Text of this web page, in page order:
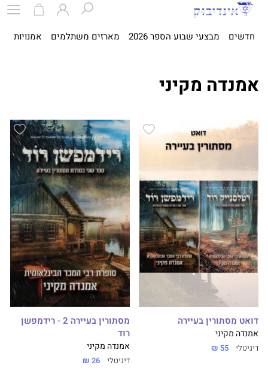
חדשים מבצעי שבוע הספר 2026 מארזים משתלמים אמנויות
אמנדה מקיני
דואט מסתורין בעיירה
אמנדה מקיני
דיגיטלי 55 ₪
מסתורין בעיירה 2 - רידמפשן
רוד
אמנדה מקיני
דיגיטלי 26 ₪